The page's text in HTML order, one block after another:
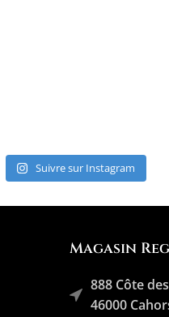
Suivre sur Instagram
Magasin
888 Côte
46000